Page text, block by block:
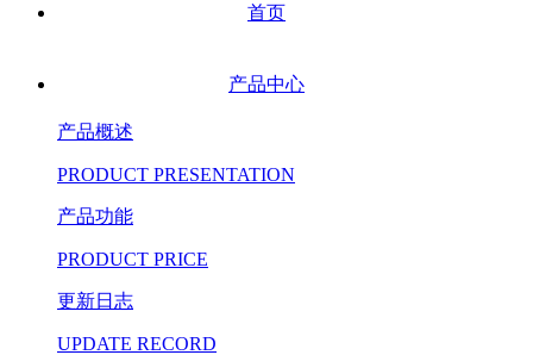
首页
产品中心
产品概述
PRODUCT PRESENTATION
产品功能
PRODUCT PRICE
更新日志
UPDATE RECORD